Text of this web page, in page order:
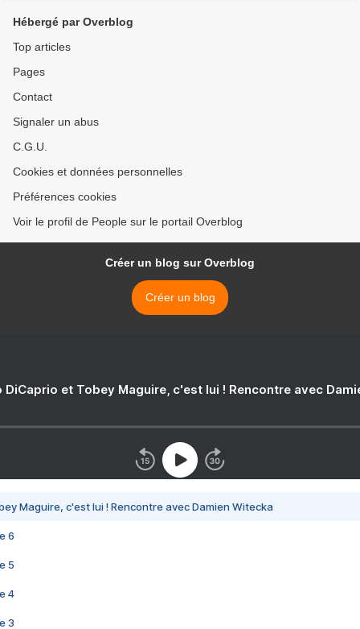
Hébergé par Overblog
Top articles
Pages
Contact
Signaler un abus
C.G.U.
Cookies et données personnelles
Préférences cookies
Voir le profil de People sur le portail Overblog
Créer un blog sur Overblog
Créer un blog
DiCaprio et Tobey Maguire, c'est lui ! Rencontre avec
Maguire, c'est lui ! Rencontre avec Damien Witecka
6
5
4
3